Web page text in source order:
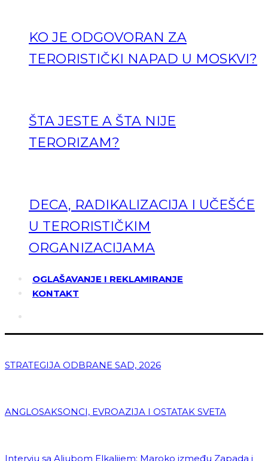
KO JE ODGOVORAN ZA
TERORISTIČKI NAPAD U MOSKVI?
ŠTA JESTE A ŠTA NIJE
TERORIZAM?
DECA, RADIKALIZACIJA I UČEŠĆE
U TERORISTIČKIM
ORGANIZACIJAMA
OGLAŠAVANJE I REKLAMIRANJE
KONTAKT
STRATEGIJA ODBRANE SAD, 2026
ANGLOSAKSONCI, EVROAZIJA I OSTATAK SVETA
Intervju sa Aljubom Elkalijem: Maroko između Zapada i